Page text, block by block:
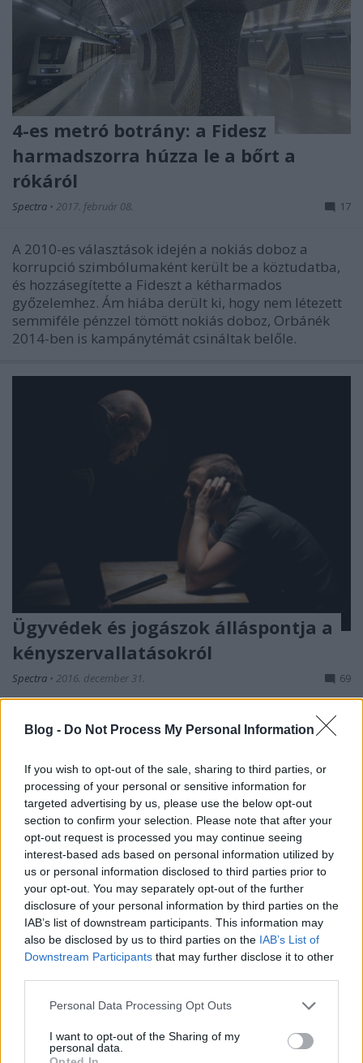
Blog - Do Not Process My Personal Information
If you wish to opt-out of the sale, sharing to third parties, or
processing of your personal or sensitive information for
targeted advertising by us, please use the below opt-out
section to confirm your selection. Please note that after your
opt-out request is processed you may continue seeing
interest-based ads based on personal information utilized by
us or personal information disclosed to third parties prior to
your opt-out. You may separately opt-out of the further
disclosure of your personal information by third parties on the
IAB’s list of downstream participants. This information may
also be disclosed by us to third parties on the IAB’s List of
Downstream Participants that may further disclose it to other
Please note that this website/app uses one or more Google
not limited to your visit or usage behaviour. You may click to
grant or deny consent to Google and its third-party tags to
Personal Data Processing Opt Outs
I want to opt-out of the Sharing of my
personal data.
4-es metró botrány: a Fidesz
harmadszorra húzza le a bőrt a
rókáról
Spectra • 2017. február 08. 17
A 2010-es választások idején a nokiás doboz a
korrupció szimbólumaként került be a köztudatba,
és hozzásegítette a Fideszt a kétharmados
győzelemhez. Ám hiába derült ki, hogy nem létezett
semmiféle pénzzel tömött nokiás doboz, Orbánék
2014-ben is kampánytémát csináltak belőle.
Ügyvédek és jogászok álláspontja a
kényszervallatásokról
Spectra • 2016. december 31. 69
A BKV-ügyben több vádlottat és tanút is
kényszervallatásnak vetettek alá a hatóságok. Az
számoltak be a vitatható körülményekről. Ezekből a
vallomásokból már többször osztottunk meg
részleteket. Lássuk azonban most, hogy miként
vélekednek az…